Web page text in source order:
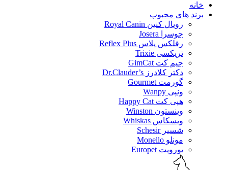
خانه
برند های محبوب
رویال کنین Royal Canin
جوسرا Josera
رفلکس پلاس Reflex Plus
تریکسی Trixie
جیم کت GimCat
دکتر کلادرز Dr.Clauder’s
گورمت Gourmet
ونپی Wanpy
هپی کت Happy Cat
وینستون Winston
ویسکاس Whiskas
شسیر Schesir
مونلو Monello
یوروپت Europet